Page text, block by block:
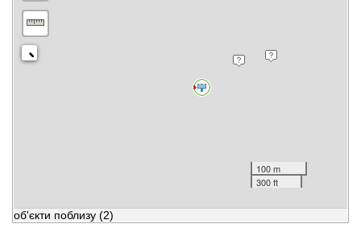
100 m
300 ft
об'єкти поблизу (2)